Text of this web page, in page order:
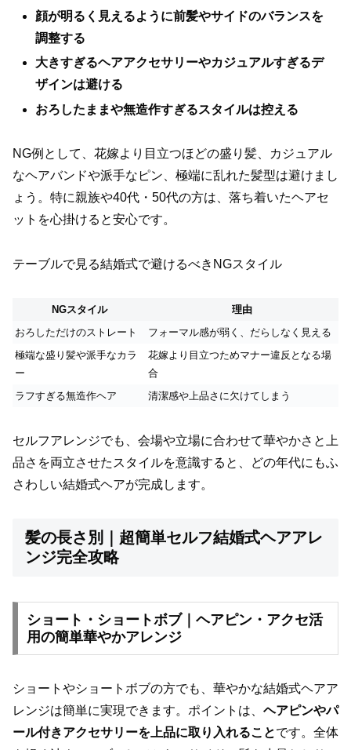
顔が明るく見えるように前髪やサイドのバランスを
調整する
大きすぎるヘアアクセサリーやカジュアルすぎるデ
ザインは避ける
おろしたままや無造作すぎるスタイルは控える
NG例として、花嫁より目立つほどの盛り髪、カジュアル
なヘアバンドや派手なピン、極端に乱れた髪型は避けまし
ょう。特に親族や40代・50代の方は、落ち着いたヘアセ
ットを心掛けると安心です。
テーブルで見る結婚式で避けるべきNGスタイル
NGスタイル
理由
おろしただけのストレート
フォーマル感が弱く、だらしなく見える
極端な盛り髪や派手なカラ
ー
花嫁より目立つためマナー違反となる場
合
ラフすぎる無造作ヘア
清潔感や上品さに欠けてしまう
セルフアレンジでも、会場や立場に合わせて華やかさと上
品さを両立させたスタイルを意識すると、どの年代にもふ
さわしい結婚式ヘアが完成します。
髪の長さ別｜超簡単セルフ結婚式ヘアアレ
ンジ完全攻略
ショート・ショートボブ｜ヘアピン・アクセ活
用の簡単華やかアレンジ
ショートやショートボブの方でも、華やかな結婚式ヘアア
レンジは簡単に実現できます。ポイントは、 ヘアピンやパ
ール付きアクセサリーを上品に取り入れることです。全体